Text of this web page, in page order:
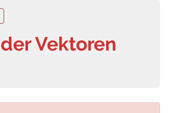
Vektoren